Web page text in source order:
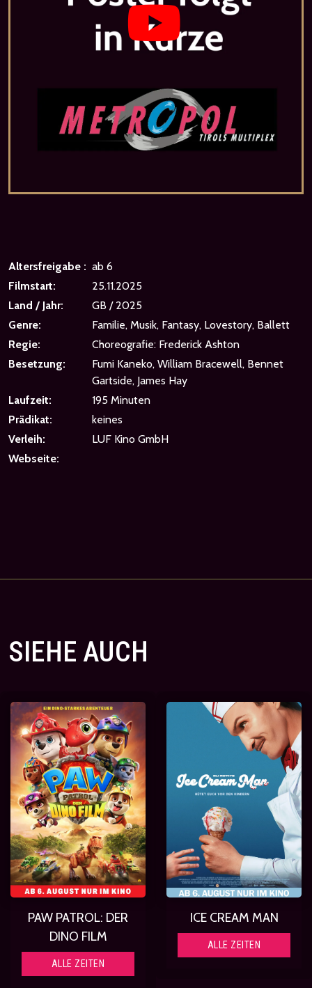
Altersfreigabe : ab 6
Filmstart:
25.11.2025
Land / Jahr:
GB / 2025
Genre:
Familie, Musik, Fantasy, Lovestory, Ballett
Regie:
Choreografie: Frederick Ashton
Besetzung:
Fumi Kaneko, William Bracewell, Bennet
Gartside, James Hay
Laufzeit:
195 Minuten
Prädikat:
keines
Verleih:
LUF Kino GmbH
Webseite:
SIEHE AUCH
PAW PATROL: DER
DINO FILM
ALLE ZEITEN
ICE CREAM MAN
ALLE ZEITEN